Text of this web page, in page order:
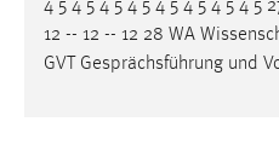
4 5 4 5 4 5 4 5 4 5 4 5 4 5 4 5
12 -- 12 -- 12 28 WA
GVT Gesprächsführung und